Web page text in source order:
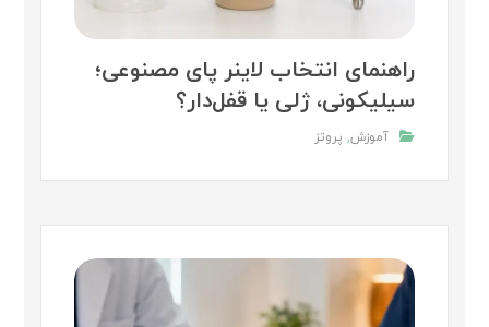
راهنمای انتخاب لاینر پای مصنوعی؛
سیلیکونی، ژلی یا قفل‌دار؟
آموزش, پروتز